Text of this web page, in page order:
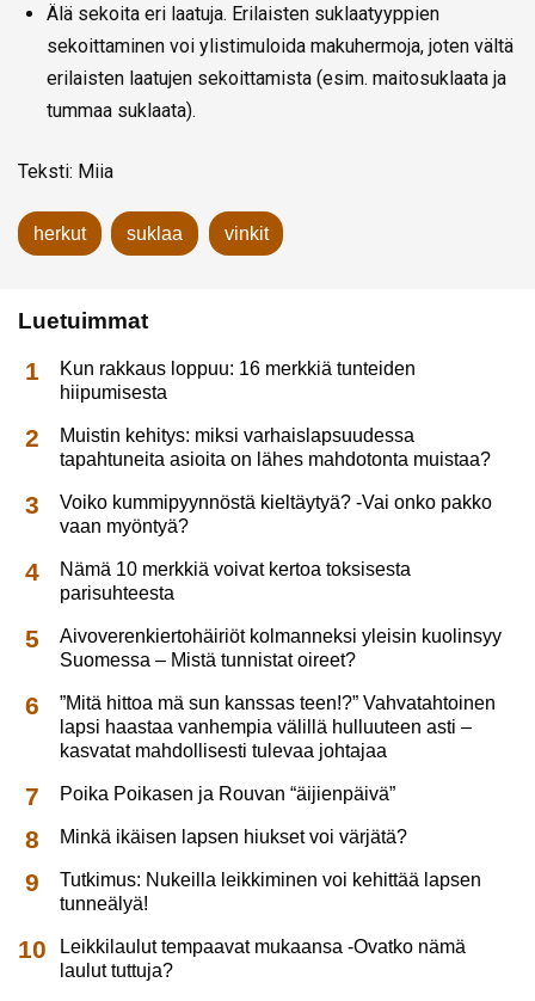
Älä sekoita eri laatuja. Erilaisten suklaatyyppien
sekoittaminen voi ylistimuloida makuhermoja, joten vältä
erilaisten laatujen sekoittamista (esim. maitosuklaata ja
tummaa suklaata).
Teksti: Miia
herkut suklaa vinkit
Luetuimmat
Kun rakkaus loppuu: 16 merkkiä tunteiden
hiipumisesta
Muistin kehitys: miksi varhaislapsuudessa
tapahtuneita asioita on lähes mahdotonta muistaa?
Voiko kummipyynnöstä kieltäytyä? -Vai onko pakko
vaan myöntyä?
Nämä 10 merkkiä voivat kertoa toksisesta
parisuhteesta
Aivoverenkiertohäiriöt kolmanneksi yleisin kuolinsyy
Suomessa – Mistä tunnistat oireet?
”Mitä hittoa mä sun kanssas teen!?” Vahvatahtoinen
lapsi haastaa vanhempia välillä hulluuteen asti –
kasvatat mahdollisesti tulevaa johtajaa
Poika Poikasen ja Rouvan “äijienpäivä”
Minkä ikäisen lapsen hiukset voi värjätä?
Tutkimus: Nukeilla leikkiminen voi kehittää lapsen
tunneälyä!
Leikkilaulut tempaavat mukaansa -Ovatko nämä
laulut tuttuja?